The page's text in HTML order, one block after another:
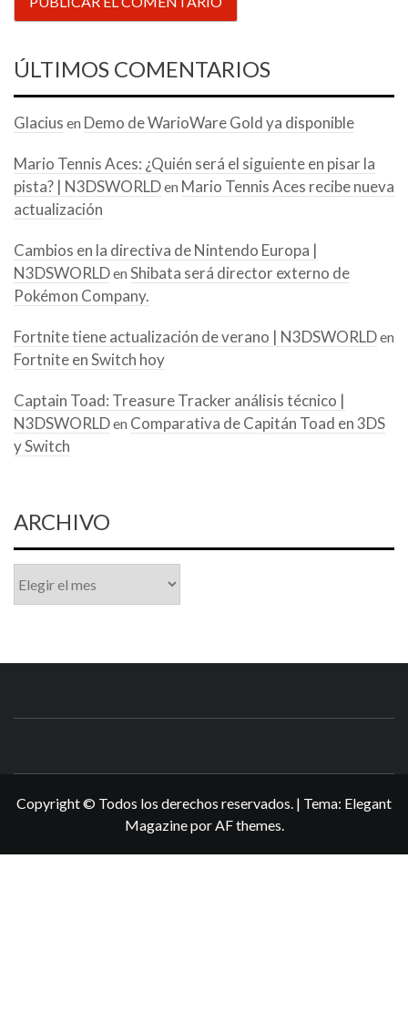
ÚLTIMOS COMENTARIOS
Glacius en Demo de WarioWare Gold ya disponible
Mario Tennis Aces: ¿Quién será el siguiente en pisar la
pista? | N3DSWORLDen Mario Tennis Aces recibe nueva
actualización
Cambios en la directiva de Nintendo Europa |
N3DSWORLDen Shibata será director externo de
Pokémon Company.
Fortnite tiene actualización de verano | N3DSWORLDen
Fortnite en Switch hoy
Captain Toad: Treasure Tracker análisis técnico |
N3DSWORLDen Comparativa de Capitán Toad en 3DS
y Switch
ARCHIVO
Copyright © Todos los derechos reservados. | Tema: Elegant
MagazineporAF themes.